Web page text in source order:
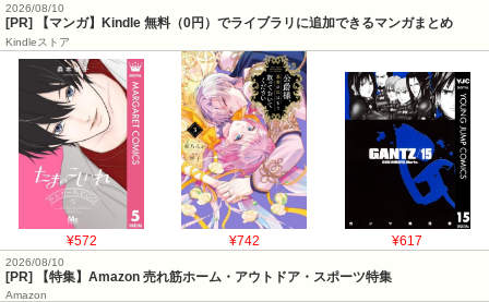
2026/08/10
[PR] 【マンガ】Kindle 無料（0円）でライブラリに追加できるマンガまとめ
Kindleストア
¥572 ¥742 ¥617
2026/08/10
[PR] 【特集】Amazon 売れ筋ホーム・アウトドア・スポーツ特集
Amazon